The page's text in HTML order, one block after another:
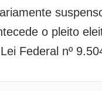
o pleito
Federal nº